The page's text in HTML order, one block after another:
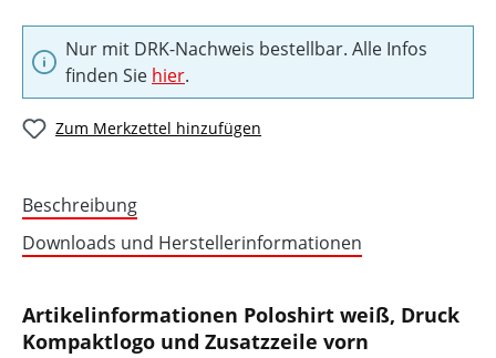
Nur mit DRK-Nachweis bestellbar. Alle Infos
finden Sie hier.
Zum Merkzettel hinzufügen
Beschreibung
Downloads und Herstellerinformationen
Artikelinformationen Poloshirt weiß, Druck
Kompaktlogo und Zusatzzeile vorn